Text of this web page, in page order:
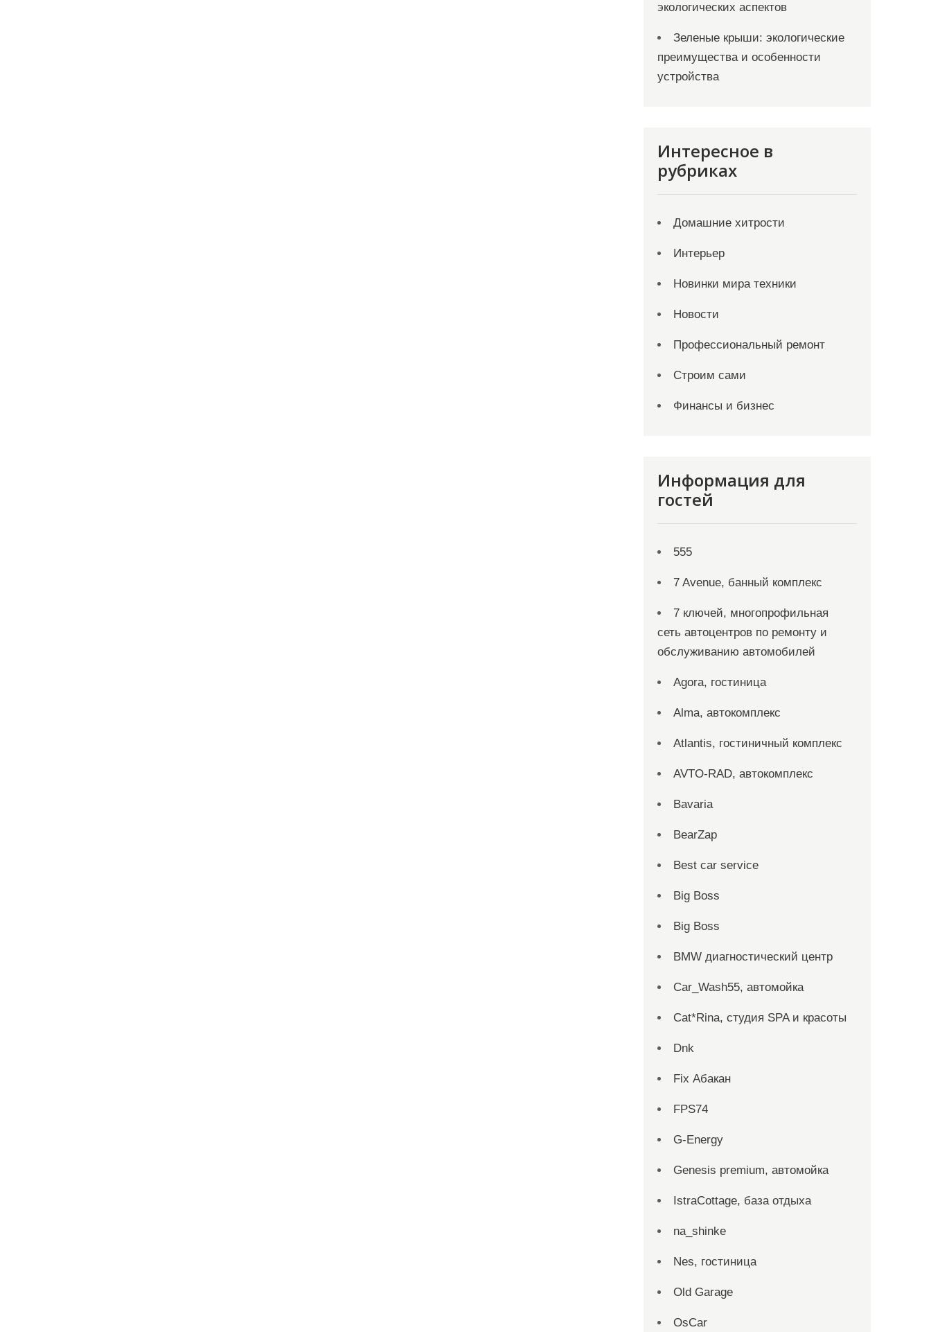
экологических аспектов
Зеленые крыши: экологические
преимущества и особенности
устройства
Интересное в
рубриках
Домашние хитрости
Интерьер
Новинки мира техники
Новости
Профессиональный ремонт
Строим сами
Финансы и бизнес
Информация для
гостей
555
7 Avenue, банный комплекс
7 ключей, многопрофильная
сеть автоцентров по ремонту и
обслуживанию автомобилей
Agora, гостиница
Alma, автокомплекс
Atlantis, гостиничный комплекс
AVTO-RAD, автокомплекс
Bavaria
BearZap
Best car service
Big Boss
Big Boss
BMW диагностический центр
Car_Wash55, автомойка
Cat*Rina, студия SPA и красоты
Dnk
Fix Абакан
FPS74
G-Energy
Genesis premium, автомойка
IstraCottage, база отдыха
na_shinke
Nes, гостиница
Old Garage
OsCar